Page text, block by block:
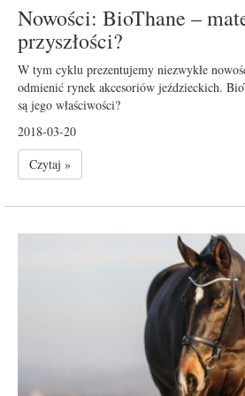
Nowości: BioThane –
przyszłości?
W tym cyklu prezentujemy niezwykłe
odmienić rynek akcesoriów jeździeckich.
są jego właściwości?
2018-03-20
Czytaj »